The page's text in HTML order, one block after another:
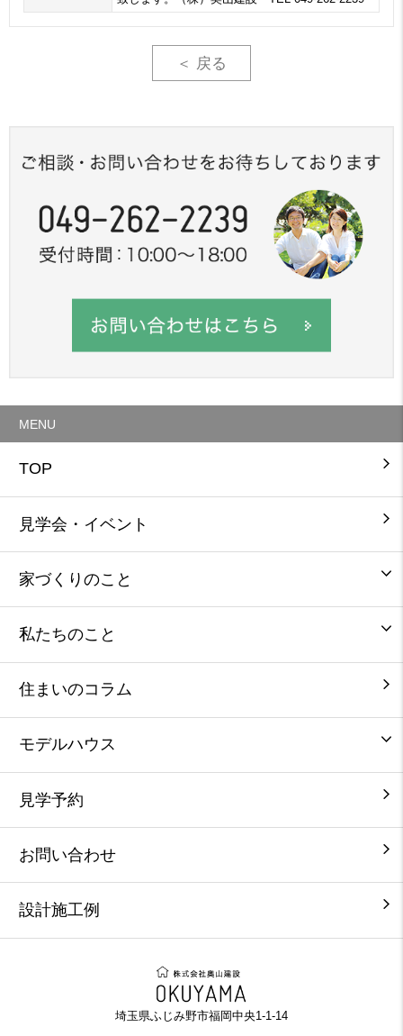
＜ 戻る
MENU
TOP
見学会・イベント
家づくりのこと
私たちのこと
住まいのコラム
モデルハウス
見学予約
お問い合わせ
設計施工例
埼玉県ふじみ野市福岡中央1-1-14